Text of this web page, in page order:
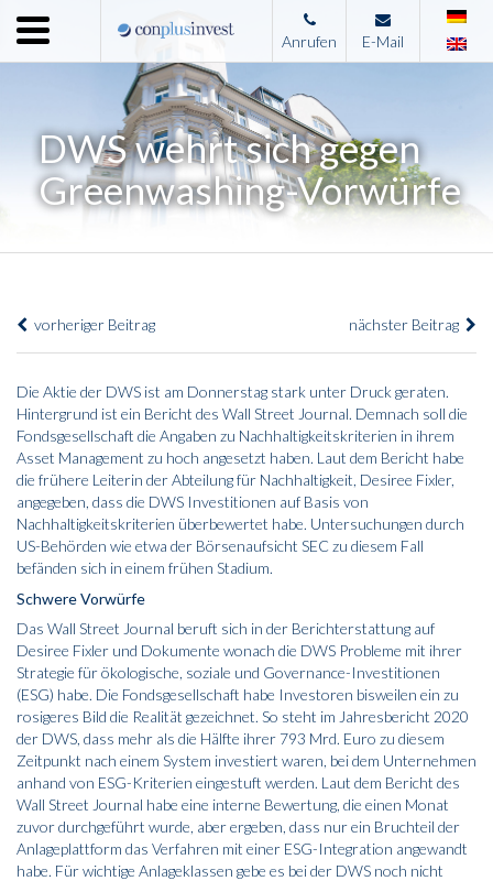
Menu
Home
Leistungen
Immobilienangebote
Kontakt
Anrufen E-Mail
DWS wehrt sich gegen
Greenwashing-Vorwürfe
vorheriger Beitrag nächster Beitrag
Die Aktie der DWS ist am Donnerstag stark unter Druck geraten.
Hintergrund ist ein Bericht des Wall Street Journal. Demnach soll die
Fondsgesellschaft die Angaben zu Nachhaltigkeitskriterien in ihrem
Asset Management zu hoch angesetzt haben. Laut dem Bericht habe
die frühere Leiterin der Abteilung für Nachhaltigkeit, Desiree Fixler,
angegeben, dass die DWS Investitionen auf Basis von
Nachhaltigkeitskriterien überbewertet habe. Untersuchungen durch
US-Behörden wie etwa der Börsenaufsicht SEC zu diesem Fall
befänden sich in einem frühen Stadium.
Schwere Vorwürfe
Das Wall Street Journal beruft sich in der Berichterstattung auf
Desiree Fixler und Dokumente wonach die DWS Probleme mit ihrer
Strategie für ökologische, soziale und Governance-Investitionen
(ESG) habe. Die Fondsgesellschaft habe Investoren bisweilen ein zu
rosigeres Bild die Realität gezeichnet. So steht im Jahresbericht 2020
der DWS, dass mehr als die Hälfte ihrer 793 Mrd. Euro zu diesem
Zeitpunkt nach einem System investiert waren, bei dem Unternehmen
anhand von ESG-Kriterien eingestuft werden. Laut dem Bericht des
Wall Street Journal habe eine interne Bewertung, die einen Monat
zuvor durchgeführt wurde, aber ergeben, dass nur ein Bruchteil der
Anlageplattform das Verfahren mit einer ESG-Integration angewandt
habe. Für wichtige Anlageklassen gebe es bei der DWS noch nicht